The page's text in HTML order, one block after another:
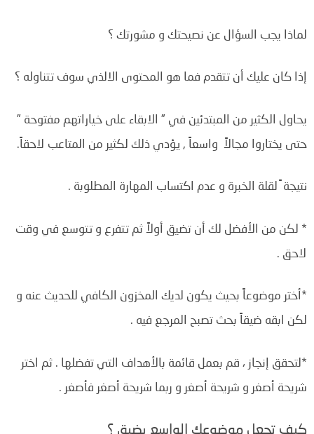
لماذا يجب السؤال عن نصيحتك و مشورتك ؟
إذا كان عليك أن تتقدم فما هو المحتوى الالذي سوف تتناوله ؟
يحاول الكثير من المبتدئين في ” الابقاء على خياراتهم مفتوحة ”
حتى يختاروا مجالاً واسعاً , يؤدي ذلك لكثير من المتاعب لاحقاً.
نتيجة ً لقلة الخبرة و عدم اكتساب المهارة المطلوبة .
* لكن من الأفضل لك أن تضيق أولاً ثم تتفرع و تتوسع في وقت
لاحق .
*أختر موضوعاً بحيث يكون لديك المخزون الكافي للحديث عنه و
لكن ابقه ضيقاً بحث تصبح المرجع فيه .
*لتحقق إنجاز ، قم بعمل قائمة بالأهداف التي تفضلها . ثم اختر
شريحة أصغر و شريحة أصغر و ربما شريحة أصغر فأصغر .
كيف تجعل موضوعك الواسع يضيق ؟